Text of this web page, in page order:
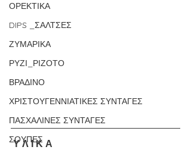
ΟΡΕΚΤΙΚΑ
DIPS _ΣΑΛΤΣΕΣ
ΖΥΜΑΡΙΚΑ
ΡΥΖΙ_ΡΙΖΟΤΟ
ΒΡΑΔΙΝΟ
ΧΡΙΣΤΟΥΓΕΝΝΙΑΤΙΚΕΣ ΣΥΝΤΑΓΕΣ
ΠΑΣΧΑΛΙΝΕΣ ΣΥΝΤΑΓΕΣ
ΣΟΥΠΕΣ
Υ Λ Ι Κ Α